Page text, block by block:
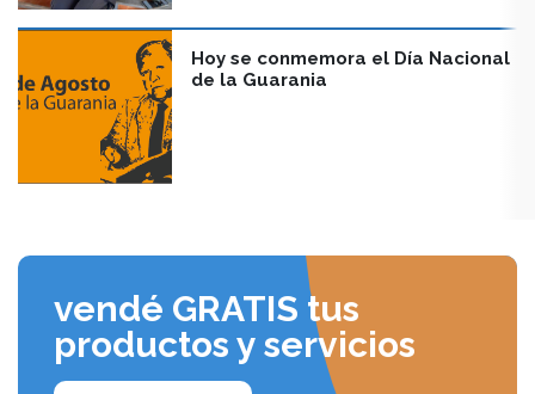
Hoy se conmemora el Día Nacional
de la Guarania
vendé GRATIS tus
productos y servicios